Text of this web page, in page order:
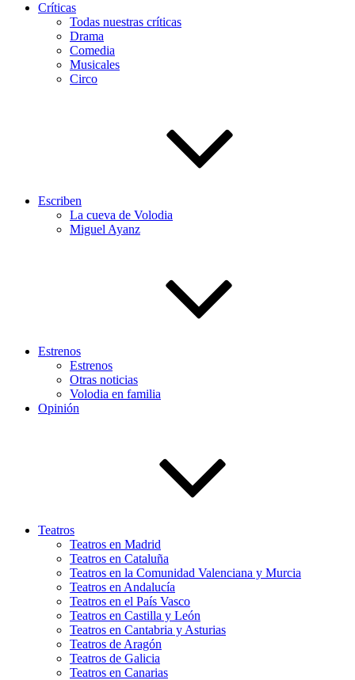
Críticas
Todas nuestras críticas
Drama
Comedia
Musicales
Circo
Escriben
La cueva de Volodia
Miguel Ayanz
Estrenos
Estrenos
Otras noticias
Volodia en familia
Opinión
Teatros
Teatros en Madrid
Teatros en Cataluña
Teatros en la Comunidad Valenciana y Murcia
Teatros en Andalucía
Teatros en el País Vasco
Teatros en Castilla y León
Teatros en Cantabria y Asturias
Teatros de Aragón
Teatros de Galicia
Teatros en Canarias